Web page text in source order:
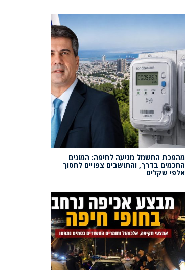
מהפכת החשמל מגיעה לחיפה: המונים
החכמים בדרך, והתושבים צפויים לחסוך
אלפי שקלים